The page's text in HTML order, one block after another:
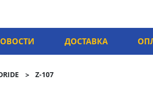
ДОСТАВКА
Z-107